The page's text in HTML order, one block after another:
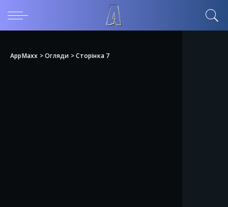
AppMaxx >Огляди >Сторінка 7